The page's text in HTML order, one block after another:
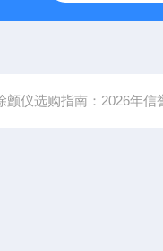
颤仪选购指南：2026年信